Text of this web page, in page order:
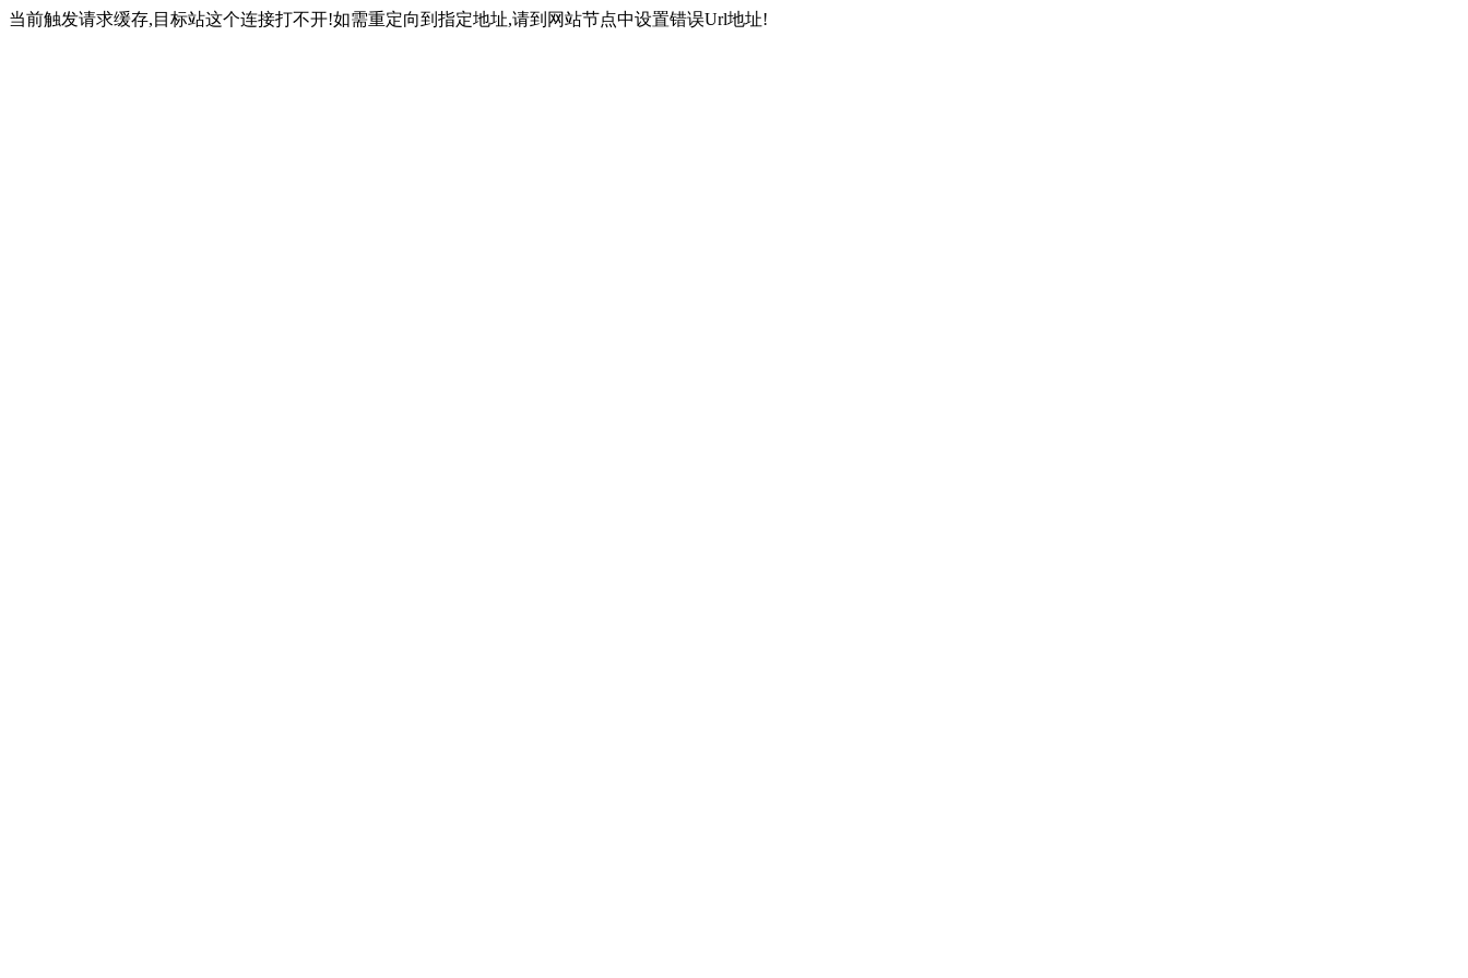
当前触发请求缓存,目标站这个连接打不开!如需重定向到指定地址,请到网站节点中设置错误Url地址!